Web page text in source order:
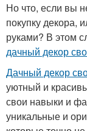
Но что, если вы
покупку декора,
руками? В этом
дачный декор
Дачный декор
уютный и
свои навыки и
уникальные и